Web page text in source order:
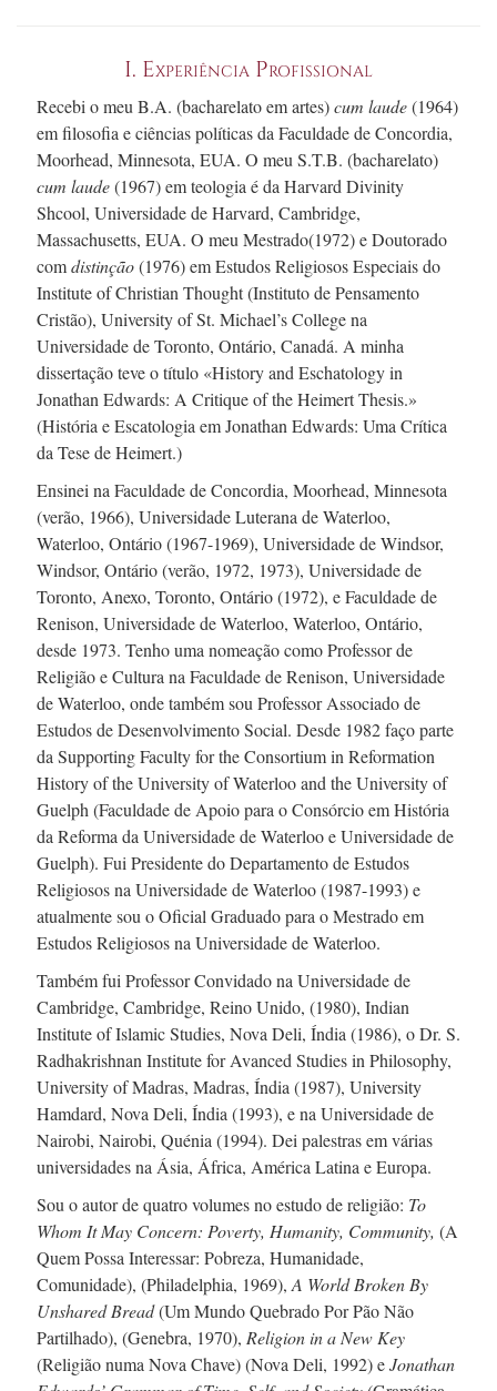
I. Experiência Profissional
Recebi o meu B.A. (bacharelato em artes)cum laude(1964)
em filosofia e ciências políticas da Faculdade de Concordia,
Moorhead, Minnesota, EUA. O meu S.T.B. (bacharelato)
cum laude(1967) em teologia é da Harvard Divinity
Shcool, Universidade de Harvard, Cambridge,
Massachusetts, EUA. O meu Mestrado(1972) e Doutorado
comdistinção(1976) em Estudos Religiosos Especiais do
Institute of Christian Thought (Instituto de Pensamento
Cristão), University ofSt. Michael’sCollege na
Universidade de Toronto, Ontário, Canadá. A minha
dissertação teve o título «History and Eschatology in
Jonathan Edwards: A Critique of the Heimert Thesis.»
(História e Escatologia em Jonathan Edwards: Uma Crítica
da Tese de Heimert.)
Ensinei na Faculdade de Concordia, Moorhead, Minnesota
(verão, 1966), Universidade Luterana de Waterloo,
Waterloo, Ontário (1967-1969), Universidade de Windsor,
Windsor, Ontário (verão, 1972, 1973), Universidade de
Toronto, Anexo, Toronto, Ontário (1972), e Faculdade de
Renison, Universidade de Waterloo, Waterloo, Ontário,
desde 1973. Tenho uma nomeação como Professor de
Religião e Cultura na Faculdade de Renison, Universidade
de Waterloo, onde também sou Professor Associado de
Estudos de Desenvolvimento Social. Desde 1982faço parte
da Supporting Faculty for the Consortium in Reformation
History of the University of Waterloo and the University of
Guelph (Faculdade de Apoio para o Consórcio em História
da Reforma da Universidade de Waterloo e Universidade de
Guelph). Fui Presidente do Departamento de Estudos
Religiosos na Universidade de Waterloo (1987-1993) e
atualmente sou o Oficial Graduado para o Mestrado em
Estudos Religiosos na Universidade de Waterloo.
Também fui Professor Convidado na Universidade de
Cambridge, Cambridge, Reino Unido, (1980), Indian
Institute of Islamic Studies, Nova Deli, Índia (1986), oDr. S.
Radhakrishnan Institute for Avanced Studies in Philosophy,
University of Madras, Madras, Índia (1987), University
Hamdard, Nova Deli, Índia (1993), e na Universidade de
Nairobi, Nairobi, Quénia (1994). Dei palestras em várias
universidades na Ásia, África, América Latina e Europa.
Sou o autor de quatro volumes no estudo de religião: To
Whom It May Concern: Poverty, Humanity, Community, (A
Quem Possa Interessar: Pobreza, Humanidade,
Comunidade), (Philadelphia, 1969), A World Broken By
Unshared Bread(Um Mundo Quebrado Por Pão Não
Partilhado), (Genebra, 1970), Religion in a New Key
(Religião numa Nova Chave) (Nova Deli, 1992) eJonathan